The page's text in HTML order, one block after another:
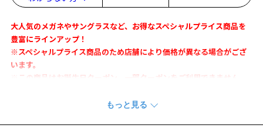
大人気のメガネやサングラスなど、お得なスペシャルプライス商品を
豊富にラインアップ！
※スペシャルプライス商品のため店舗により価格が異なる場合がござ
います。
※この商品はお誕生日クーポン、一部クーポンをご利用できません。
サングラス(度無し)の場合、最短3～4営業日以内の発送です。
く場合がございます。